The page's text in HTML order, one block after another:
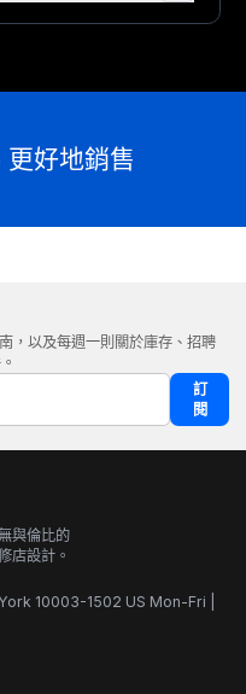
好地銷售
，以及每週一則關於庫存、招聘
訂
閱
與倫比的
店設計。
10003-1502 US Mon-Fri |